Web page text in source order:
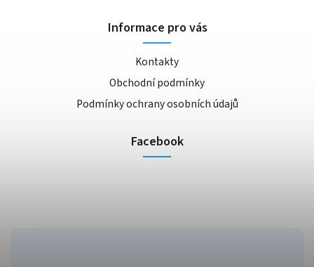
Informace pro vás
Kontakty
Obchodní podmínky
Podmínky ochrany osobních údajů
Facebook